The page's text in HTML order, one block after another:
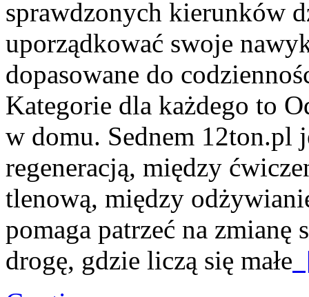
sprawdzonych kierunków
uporządkować swoje
dopasowane do
Kategorie dla każdego to
w domu. Sednem 12ton.pl
regeneracją, między
tlenową, między
pomaga patrzeć na
drogę, gdzie liczą się małe